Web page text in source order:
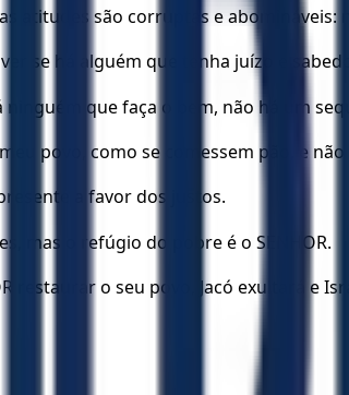
atitudes são corruptas e
se há alguém que tenha juízo e
que faça o bem, não há um
povo, como se comessem pão, e não
a favor dos justos.
mas o refúgio do pobre é o SENHOR.
restaurar o seu povo, Jacó exultará e